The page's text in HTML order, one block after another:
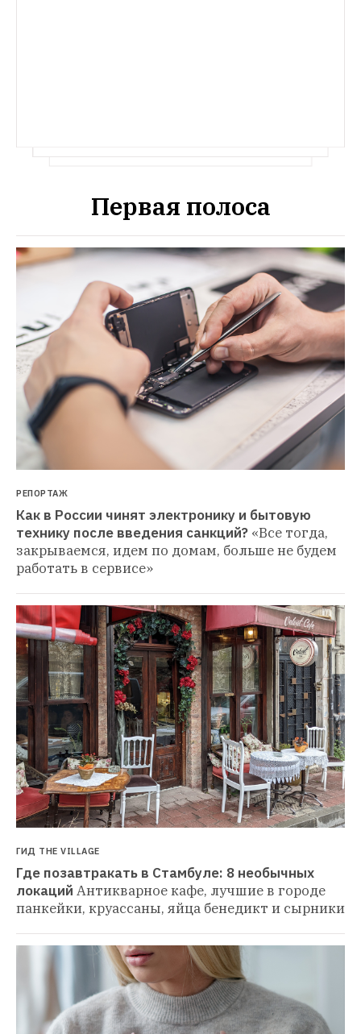
Первая полоса
РЕПОРТАЖ
Как в России чинят электронику и бытовую
технику после введения санкций? «Все тогда,
закрываемся, идем по домам, больше не будем
работать в сервисе»
ГИД THE VILLAGE
Где позавтракать в Стамбуле: 8 необычных
локаций Антикварное кафе, лучшие в городе
панкейки, круассаны, яйца бенедикт и сырники